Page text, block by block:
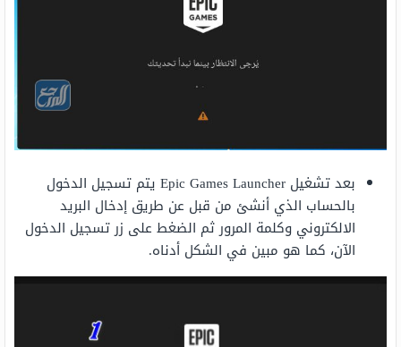
بعد تشغيل Epic Games Launcher يتم تسجيل الدخول
بالحساب الذي أنشئ من قبل عن طريق إدخال البريد
الالكتروني وكلمة المرور ثم الضغط على زر تسجيل الدخول
الآن، كما هو مبين في الشكل أدناه.